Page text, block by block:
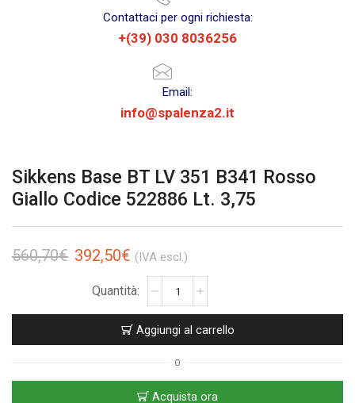
Contattaci per ogni richiesta:
+(39) 030 8036256
Email:
info@spalenza2.it
Sikkens Base BT LV 351 B341 Rosso
Giallo Codice 522886 Lt. 3,75
560,70€ 392,50€ (IVA escl.)
Aggiungi al carrello
O
Acquista ora